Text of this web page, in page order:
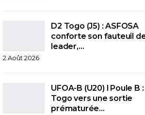
D2 Togo (J5) : ASFOSA
conforte son fauteuil
leader,…
2 Août 2026
UFOA-B (U20) l Poule B
Togo vers une sortie
prématurée…